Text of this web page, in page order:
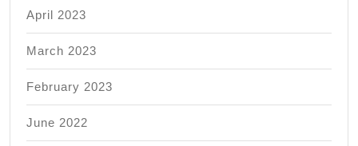
April 2023
March 2023
February 2023
June 2022